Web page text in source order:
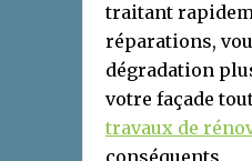
traitant
réparations,
dégradation
votre façade
travaux de